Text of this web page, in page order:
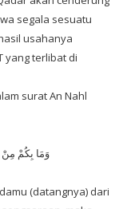
segala sesuatu
usahanya
yang terlibat di
surat An Nahl
وَمَا بِكُمْ مِنْ
(datangnya) dari